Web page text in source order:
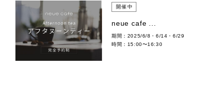
開催中
neue cafe ...
期間：2025/6/8・6/14・6/29
時間：15:00〜16:30